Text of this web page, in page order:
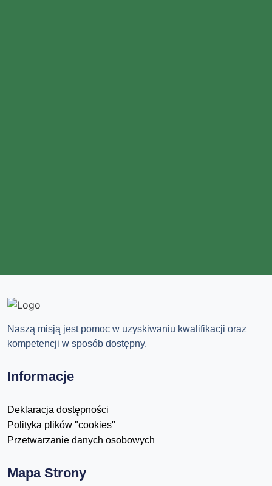
Naszą misją jest pomoc w uzyskiwaniu kwalifikacji oraz
kompetencji w sposób dostępny.
Informacje
Deklaracja dostępności
Polityka plików "cookies"
Przetwarzanie danych osobowych
Mapa Strony